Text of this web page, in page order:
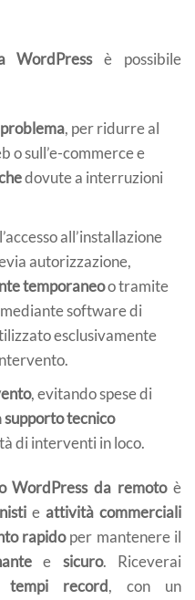
WordPressè possibile
, per ridurre al
o sull’e-commerce e
dovute a interruzioni
all’installazione
autorizzazione,
temporaneoo tramite
mediante software di
esclusivamente
, evitando spese di
supporto tecnico
di interventi in loco.
WordPress da remotoè
e attività commerciali
rapidoper mantenere il
e sicuro. Riceverai
tempi record, con un